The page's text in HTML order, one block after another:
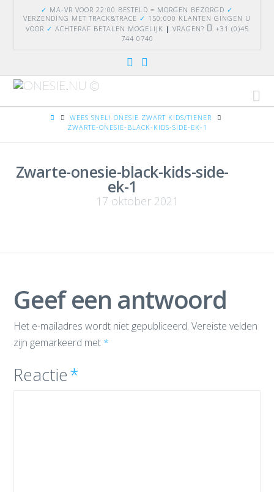
✓ MA-VR VOOR 22:00 BESTELD = MORGEN BEZORGD ✓
VERZENDING MET TRACK&TRACE ✓ 150.000 KLANTEN GINGEN U
VOOR ✓ ACHTERAF BETALEN MOGELIJK | VRAGEN?
+31 (0)45
744 0740
HOMEWEES SNEL! ONESIE ZWART KIDS/TIENER
ZWARTE-ONESIE-BLACK-KIDS-SIDE-EK-1
Zwarte-onesie-black-kids-side-
ek-1
17 oktober 2021
Geef een antwoord
Het e-mailadres wordt niet gepubliceerd. Vereiste velden
zijn gemarkeerd met *
Reactie*